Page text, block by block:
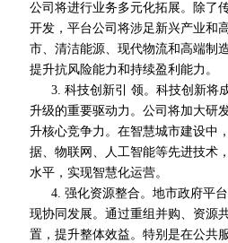
公司将进行业务多元化拓展。除了
开发，平台公司将涉足新兴产业和
市、清洁能源、现代物流和高端制
提升抗风险能力和持续盈利能力。
3. 科技创新引 领。科技创新将
升级的重要驱动力。公司将加大研
升核心竞争力。在智慧城市建设中
据、物联网、人工智能等先进技术
水平，实现智慧化运营。
4. 强化资源整合。地市政府平
现协同发展。通过重组并购、资源
置，提升整体效益。特别是在公共